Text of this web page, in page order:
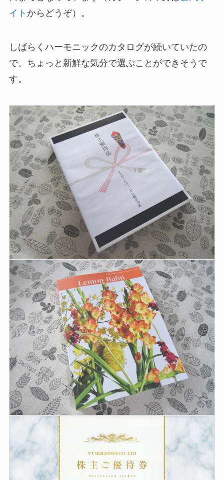
イト からどうぞ）。
しばらくハーモニックのカタログが続いていたの
で、ちょっと新鮮な気分で選ぶことができそうで
す。